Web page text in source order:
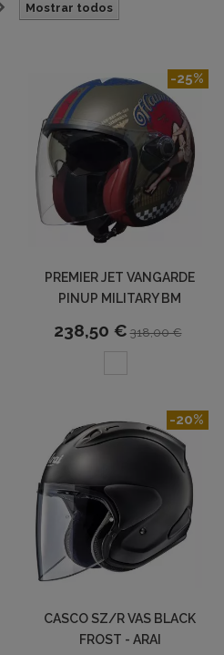
Mostrar todos
PREMIER JET VANGARDE
PINUP MILITARY BM
238,50 € 318,00 €
-25%
CASCO SZ/R VAS BLACK
FROST - ARAI
-20%